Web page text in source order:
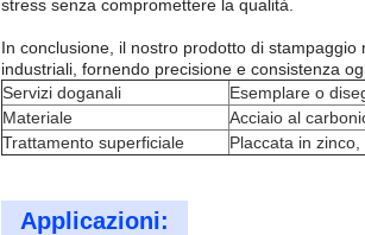
stress senza compromettere la qualità.
In conclusione, il nostro prodotto di
industriali, fornendo precisione e consistenza
Servizi doganali
Esemplare o
Materiale
Acciaio al
Trattamento superficiale
Placcata in zinco,
Applicazioni: